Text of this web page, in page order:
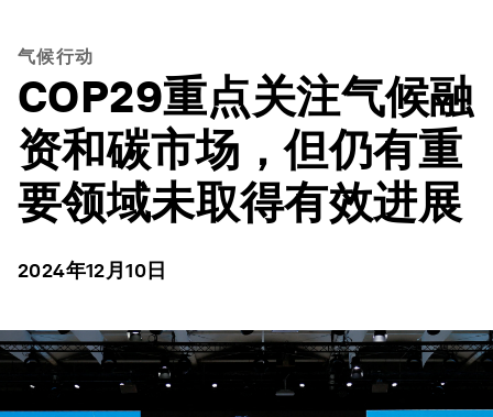
气候行动
COP29重点关注气候融
资和碳市场，但仍有重
要领域未取得有效进展
2024年12月10日